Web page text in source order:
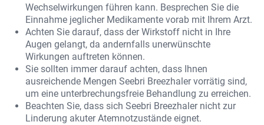
Wechselwirkungen führen kann. Besprechen Sie die
Einnahme jeglicher Medikamente vorab mit Ihrem Arzt.
Achten Sie darauf, dass der Wirkstoff nicht in Ihre
Augen gelangt, da andernfalls unerwünschte
Wirkungen auftreten können.
Sie sollten immer darauf achten, dass Ihnen
ausreichende Mengen Seebri Breezhaler vorrätig sind,
um eine unterbrechungsfreie Behandlung zu erreichen.
Beachten Sie, dass sich Seebri Breezhaler nicht zur
Linderung akuter Atemnotzustände eignet.